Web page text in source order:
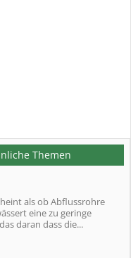
Themen
als ob Abflussrohre
eine zu geringe
daran dass die...